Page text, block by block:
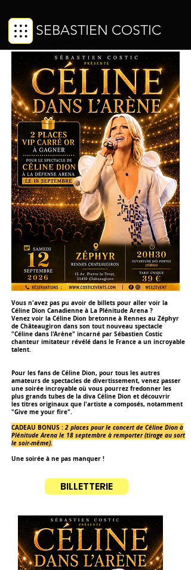
SEBASTIEN COSTIC
Vous n'avez pas pu avoir de billets pour aller voir la
Céline Dion Canadienne à La Plénitude Arena ?
Venez voir la Céline Dion bretonne à Rennes au Zéphyr
de Châteaugiron dans son tout nouveau spectacle
"Céline dans l'Arène" incarné par Sébastien Costic
chanteur imitateur révélé dans le France a un incroyable
talent.
Pour les fans de Céline Dion, pour tous les autres
amateurs de spectacles de divertissement, venez passer
une soirée incroyable où vous pourrez fredonner les
plus grands tubes de la diva Céline Dion et découvrir
les titres originaux que l'artiste a composés, notamment
"Give me your fire".
CADEAU BONUS :2 places pour le concert de Céline Dion à
PlénitudeArena le 18 septembre à remporter (tirage au sort
le soir-même).
Une soirée à ne pas manquer !
BILLETTERIE